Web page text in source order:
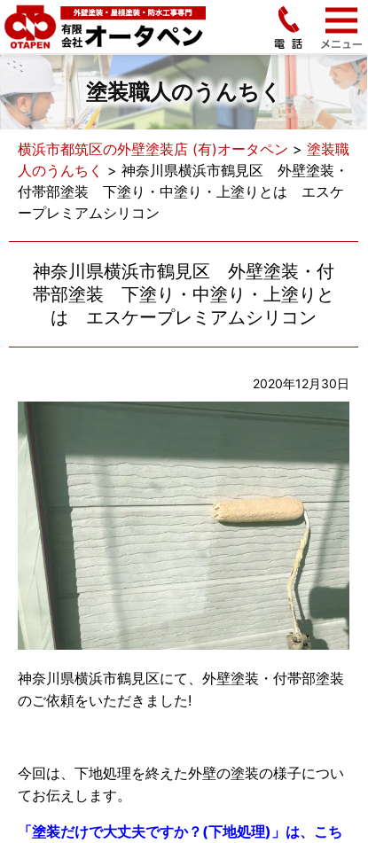
塗装職人のうんちく
横浜市都筑区の外壁塗装店 (有)オータペン > 塗装職
人のうんちく > 神奈川県横浜市鶴見区 外壁塗装・
付帯部塗装 下塗り・中塗り・上塗りとは エスケ
ープレミアムシリコン
神奈川県横浜市鶴見区 外壁塗装・付
帯部塗装 下塗り・中塗り・上塗りと
は エスケープレミアムシリコン
2020年12月30日
神奈川県横浜市鶴見区にて、外壁塗装・付帯部塗装
のご依頼をいただきました!
今回は、下地処理を終えた外壁の塗装の様子につい
てお伝えします。
「塗装だけで大丈夫ですか？(下地処理)」は、こち